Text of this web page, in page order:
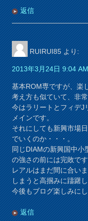
返信
RUIRUI85 より:
2013年3月24日 9:04
基本ROM専ですが、楽
考え方も似ていて、非
今はラリートとフィデJ
メインです。
それにしても新興市場
でいくのか・・・。
同じDIAMの新興国中小
の強さの前には完敗で
レアルはまだ間に合い
しまうと高掴みに躊躇
今後もブログ楽しみに
返信